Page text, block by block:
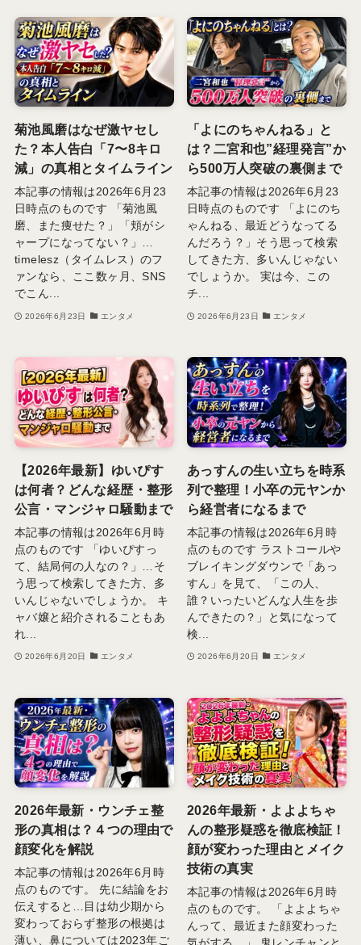
菊池風磨はなぜ激ヤセし
た？本人告白「7〜8キロ
減」の真相とタイムライン
本記事の情報は2026年6月23
日時点のものです 「菊池風
磨、また痩せた？」「頬がシ
ャープになってない？」…
timelesz（タイムレス）のフ
ァンなら、ここ数ヶ月、SNS
でこん...
2026年6月23日 エンタメ
「よにのちゃんねる」と
は？二宮和也”経理発言”か
ら500万人突破の裏側まで
本記事の情報は2026年6月23
日時点のものです 「よにのち
ゃんねる、最近どうなってる
んだろう？」そう思って検索
してきた方、多いんじゃない
でしょうか。 実は今、この
チ...
2026年6月23日 エンタメ
【2026年最新】ゆいぴす
は何者？どんな経歴・整形
公言・マンジャロ騒動まで
本記事の情報は2026年6月時
点のものです 「ゆいぴすっ
て、結局何の人なの？」…そ
う思って検索してきた方、多
いんじゃないでしょうか。 キ
ャバ嬢と紹介されることもあ
れ...
2026年6月20日 エンタメ
あっすんの生い立ちを時系
列で整理！小卒の元ヤンか
ら経営者になるまで
本記事の情報は2026年6月時
点のものです ラストコールや
ブレイキングダウンで「あっ
すん」を見て、「この人、
誰？いったいどんな人生を歩
んできたの？」と気になって
検...
2026年6月20日 エンタメ
2026年最新・ウンチェ整
形の真相は？４つの理由で
顔変化を解説
本記事の情報は2026年6月時
点のものです。 先に結論をお
伝えすると…目は幼少期から
変わっておらず整形の根拠は
薄い、鼻については2023年ご
2026年最新・よよよちゃ
んの整形疑惑を徹底検証！
顔が変わった理由とメイク
技術の真実
本記事の情報は2026年6月時
点のものです。 「よよよちゃ
んって、最近また顔変わった